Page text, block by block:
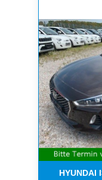
HYUNDAI